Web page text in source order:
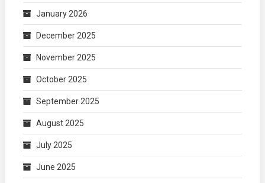
January 2026
December 2025
November 2025
October 2025
September 2025
August 2025
July 2025
June 2025